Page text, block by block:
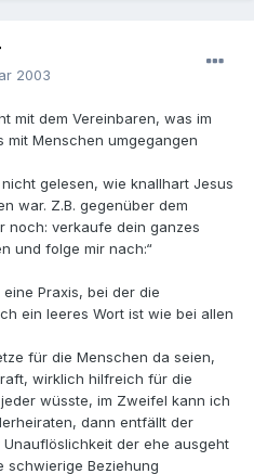
2003
mit dem Vereinbaren, was im
mit Menschen umgegangen
gelesen, wie knallhart Jesus
war. Z.B. gegenüber dem
noch: verkaufe dein ganzes
und folge mir nach:“
Praxis, bei der die
ein leeres Wort ist wie bei allen
für die Menschen da seien,
wirklich hilfreich für die
wüsste, im Zweifel kann ich
dann entfällt der
der ehe ausgeht
schwierige Beziehung